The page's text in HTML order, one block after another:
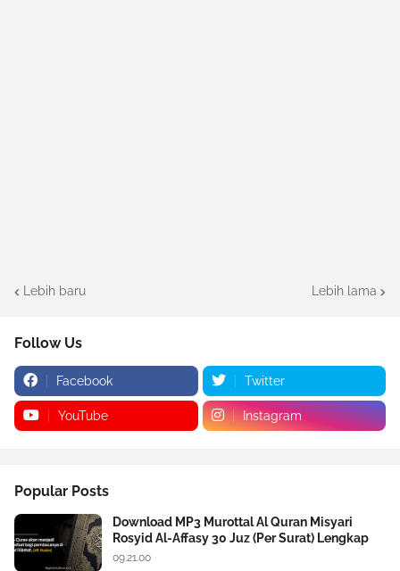
Lebih baru Lebih lama
Follow Us
Facebook Twitter
YouTube Instagram
Popular Posts
Download MP3 Murottal Al Quran Misyari
Rosyid Al-Affasy 30 Juz (Per Surat) Lengkap
09.21.00